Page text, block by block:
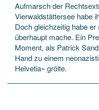
Aufmarsch der
Vierwaldstättersee habe
Doch gleichzeitig habe
überhaupt mache. Ein
Moment, als Patrick
Hand zu einem
Helvetia» grölte.